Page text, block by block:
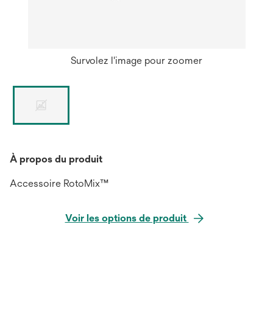
Survolez l'image pour zoomer
À propos du produit
Accessoire RotoMix™
Voir les options de produit